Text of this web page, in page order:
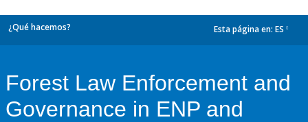
¿Qué hacemos? Esta página en: ES
Forest Law Enforcement and
Governance in ENP and